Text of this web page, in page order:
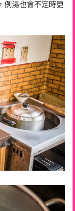
例湯也會不定時更